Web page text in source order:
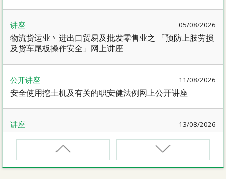
密闭空间作业合资格人士安全训練课程
电动车维修安全课程
讲座 05/08/2026
物流货运业丶进出口贸易及批发零售业之 「预防上肢劳损
及货车尾板操作安全」网上讲座
公开讲座 11/08/2026
安全使用挖土机及有关的职安健法例网上公开讲座
讲座 13/08/2026
职业健康大奬2026-27网上简介会暨讲座
讲座 17/08/2026